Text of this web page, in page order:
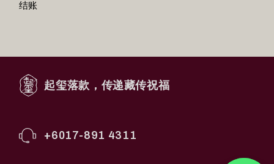
结账
起玺落款，传递藏传祝福
+6017-891 4311